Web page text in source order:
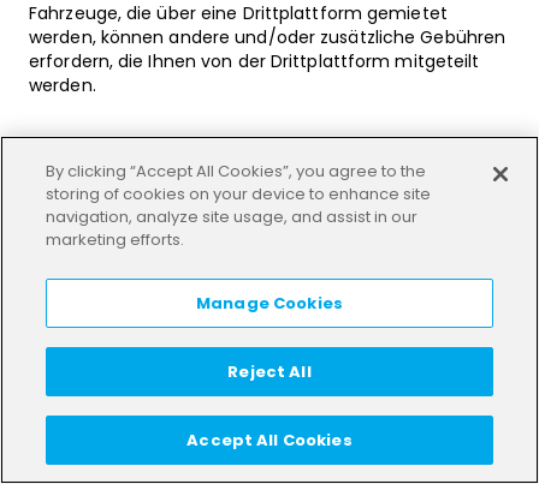
Fahrzeuge, die über eine Drittplattform gemietet
werden, können andere und/oder zusätzliche Gebühren
erfordern, die Ihnen von der Drittplattform mitgeteilt
werden.
Bezahlung
Die Zahlung kann mit der von Ihnen angegebenen
Kredit- oder EC-Karte erfolgen, um sich für ein
von TIER oder von der Plattform des Drittanbieters (falls
zutreffend) für das jeweilige Land zugelassenen
Zahlungsmethode. Sie können Ihre bevorzugte
Zahlungsmethode für die Fahrt vor dem Freischalten
des Fahrzeugs auswählen, indem Sie aus dem
Alle Quittungen und Rechnungen für Ihre Nutzung der
Fahrzeuge sind in Unserer App bei der Auswahl von
„Fahrtverlauf“ verfügbar und werden auch per E-Mail
By clicking “Accept All Cookies”, you agree to the
storing of cookies on your device to enhance site
navigation, analyze site usage, and assist in our
marketing efforts.
Manage Cookies
Reject All
Accept All Cookies